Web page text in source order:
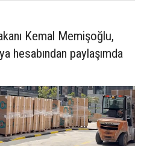
Kemal Memişoğlu,
hesabından paylaşımda